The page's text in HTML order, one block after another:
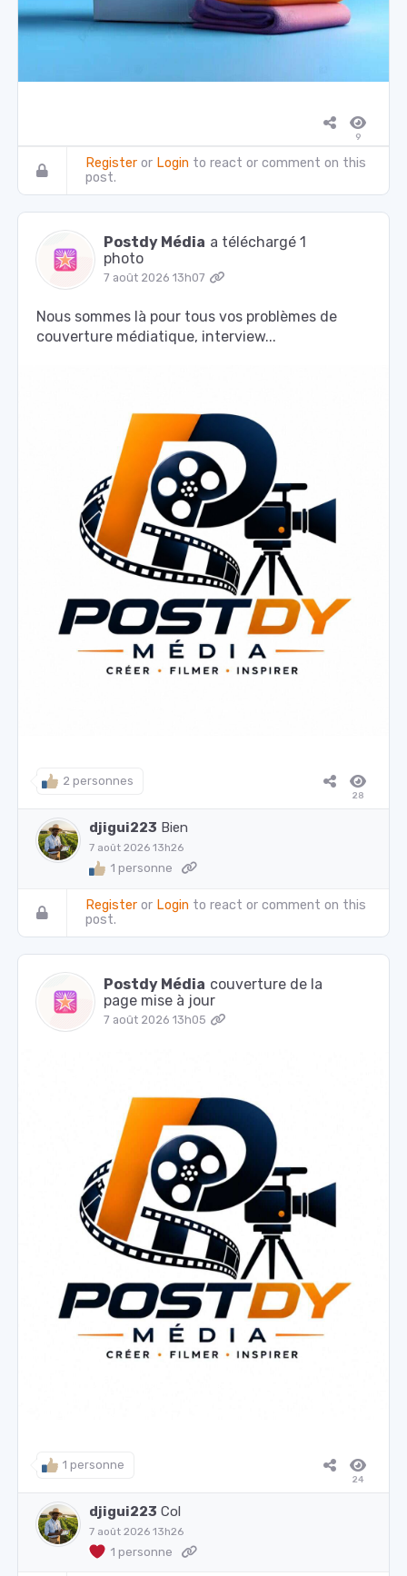
9
Register or Login to react or comment on this
post.
Postdy Média a téléchargé 1
photo
7 août 2026 13h07
Nous sommes là pour tous vos problèmes de
couverture médiatique, interview...
2 personnes
28
djigui223 Bien
7 août 2026 13h26
1 personne
Register or Login to react or comment on this
post.
Postdy Média couverture de la
page mise à jour
7 août 2026 13h05
1 personne
24
djigui223 Col
7 août 2026 13h26
1 personne